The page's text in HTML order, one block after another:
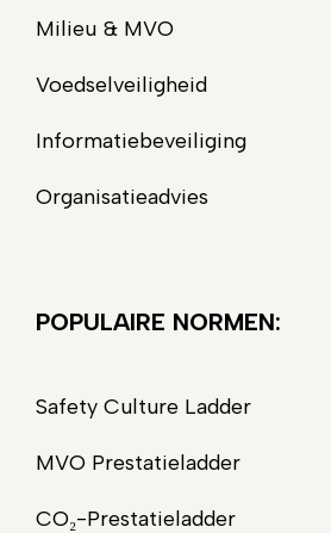
Milieu & MVO
Voedselveiligheid
Informatiebeveiliging
Organisatieadvies
POPULAIRE NORMEN:
Safety Culture Ladder
MVO Prestatieladder
CO₂-Prestatieladder